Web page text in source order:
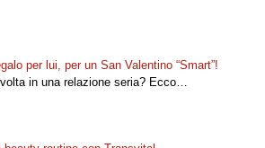
per lui, per un San Valentino “Smart”!
in una relazione seria? Ecco…